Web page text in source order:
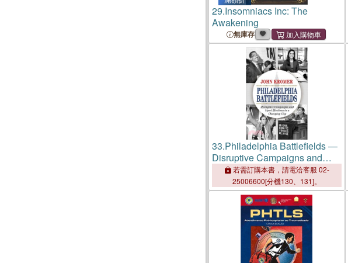
29.Insomniacs Inc: The
Awakening
無庫存
33.Philadelphia Battlefields ―
Disruptive Campaigns and
Upset Elections in a Changing
若需訂購本書，請電洽客服 02-
25006600[分機130、131]。